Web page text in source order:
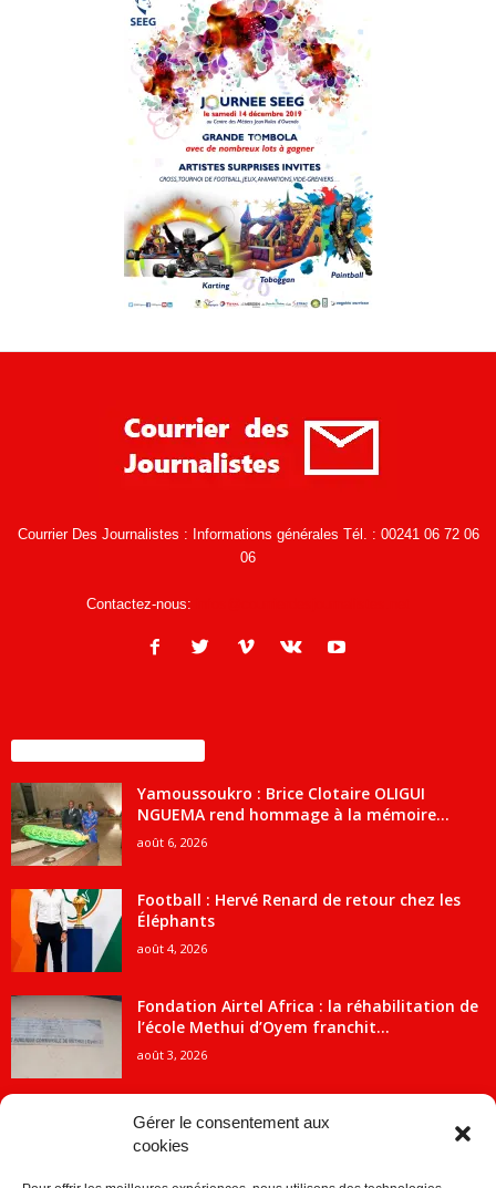
Gérer le consentement aux
cookies
Courrier Des Journalistes : Informations générales Tél. : 00241 06 72 06
06
Contactez-nous:
Yamoussoukro : Brice Clotaire OLIGUI
NGUEMA rend hommage à la mémoire...
août 6, 2026
Football : Hervé Renard de retour chez les
Éléphants
août 4, 2026
Fondation Airtel Africa : la réhabilitation de
l’école Methui d’Oyem franchit...
août 3, 2026
CATÉGORIE POPULAIRE